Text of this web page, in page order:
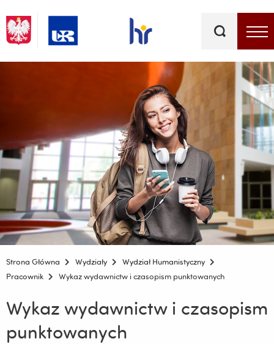
kluczowe
Strona Główna Wydziały
Wydział Humanistyczny
Pracownik
Wykaz wydawnictw i czasopism punktowanych
Wykaz wydawnictw i czasopism
punktowanych